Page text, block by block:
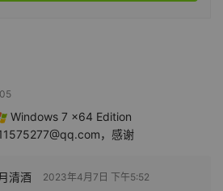
Windows 7 x64 Edition
，感谢
清酒 2023年4月7日 下午5:52